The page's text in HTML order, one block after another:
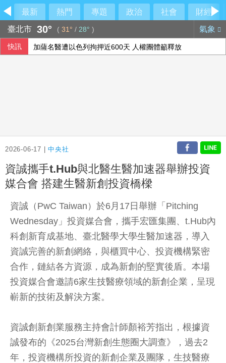
最新 熱門 專題 政治 社會
財經
臺北市 30° ( 31° / 28° ) 氣象
快訊 加薩名醫遭以色列拘押近600天 人權團體籲釋放
2026-06-17 |中央社
資誠攜手t.Hub與北醫生醫加速器舉辦投資
媒合會 搭建生醫新創投資橋樑
資誠（PwC Taiwan）於6月17日舉辦「Pitching
Wednesday」投資媒合會，攜手宏匯集團、t.Hub內
科創新育成基地、臺北醫學大學生醫加速器，導入
資誠完善的新創網絡，與櫃買中心、投資機構緊密
合作，鏈結各方資源，成為新創的堅實後盾。本場
投資媒合會邀請6家生技醫療領域的新創企業，呈現
嶄新的技術及解決方案。
資誠創新創業服務主持會計師顏裕芳指出，根據資
誠發布的《2025台灣新創生態圈大調查》，過去2
年，投資機構所投資的新創企業及團隊，生技醫療